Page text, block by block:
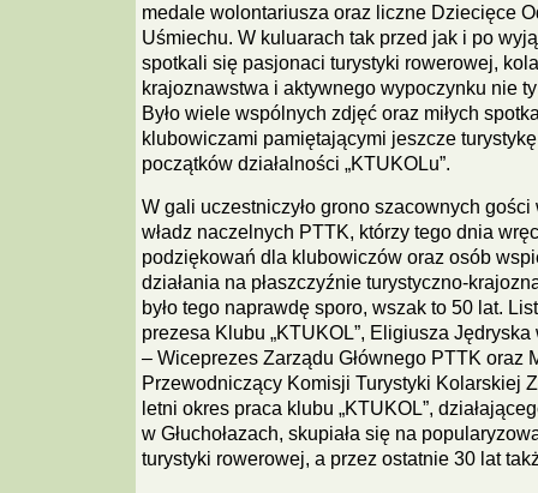
medale wolontariusza oraz liczne Dziecięce
Uśmiechu. W kuluarach tak przed jak i po
spotkali się pasjonaci turystyki rowerowej,
krajoznawstwa i aktywnego wypoczynku nie
Było wiele wspólnych zdjęć oraz miłych
klubowiczami pamiętającymi jeszcze
początków działalności „KTUKOLu”.
W gali uczestniczyło grono szacownych
władz naczelnych PTTK, którzy tego dnia
podziękowań dla klubowiczów oraz osób
działania na płaszczyźnie turystyczno-
było tego naprawdę sporo, wszak to 50 lat.
prezesa Klubu „KTUKOL”, Eligiusza
– Wiceprezes Zarządu Głównego PTTK oraz
Przewodniczący Komisji Turystyki Kolarskiej
letni okres praca klubu „KTUKOL”,
w Głuchołazach, skupiała się na
turystyki rowerowej, a przez ostatnie 30 lat